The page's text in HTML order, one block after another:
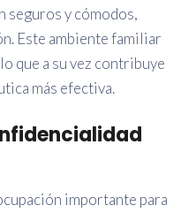
seguros y cómodos,
Este ambiente familiar
que a su vez contribuye
más efectiva.
importante para